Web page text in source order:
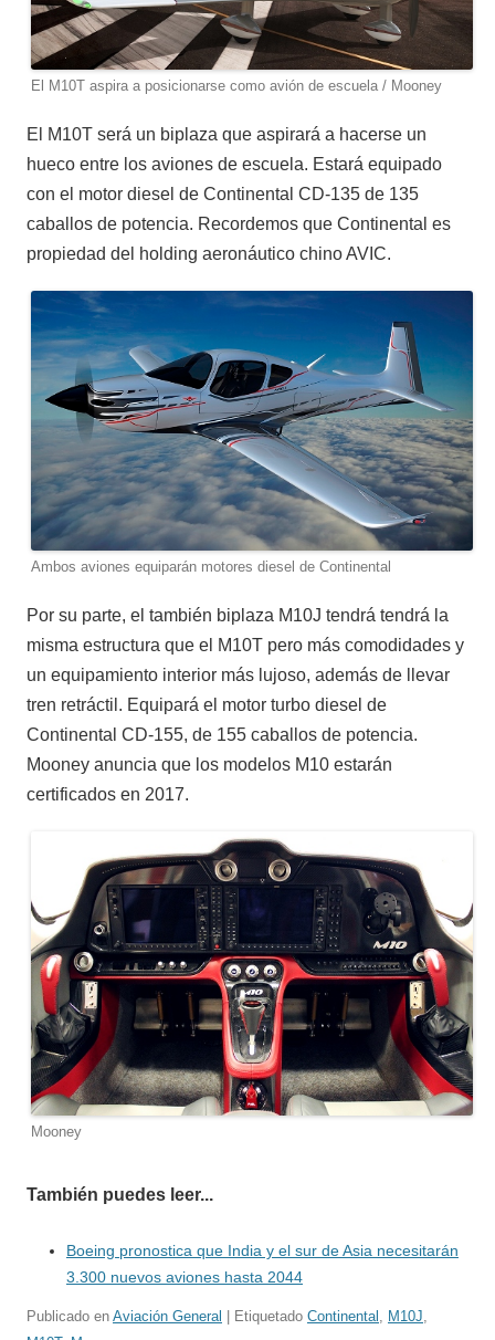
El M10T aspira a posicionarse como avión de escuela / Mooney
El M10T será un biplaza que aspirará a hacerse un
hueco entre los aviones de escuela. Estará equipado
con el motor diesel de Continental CD-135 de 135
caballos de potencia. Recordemos que Continental es
propiedad del holding aeronáutico chino AVIC.
Ambos aviones equiparán motores diesel de Continental
Por su parte, el también biplaza M10J tendrá tendrá la
misma estructura que el M10T pero más comodidades y
un equipamiento interior más lujoso, además de llevar
tren retráctil. Equipará el motor turbo diesel de
Continental CD-155, de 155 caballos de potencia.
Mooney anuncia que los modelos M10 estarán
certificados en 2017.
Mooney
También puedes leer...
Boeing pronostica que India y el sur de Asia necesitarán
3.300 nuevos aviones hasta 2044
Publicado en Aviación General | Etiquetado Continental , M10J,